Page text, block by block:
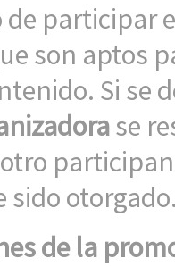
participar
son aptos
Si se
se
sido
de la